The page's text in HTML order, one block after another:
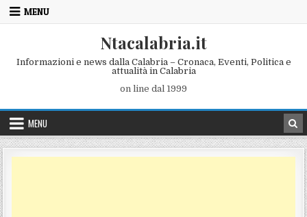
Skip to content
MENU
Ntacalabria.it
Informazioni e news dalla Calabria – Cronaca, Eventi, Politica e
attualità in Calabria
on line dal 1999
MENU